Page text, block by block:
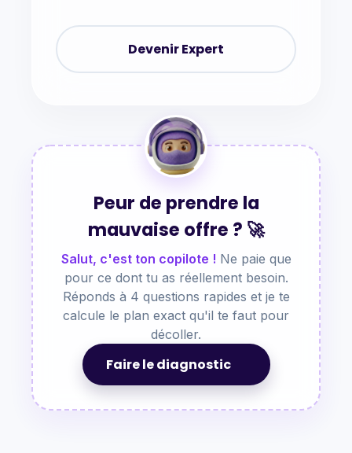
Devenir Expert
Peur de prendre la
mauvaise offre ? 🚀
Salut, c'est ton copilote ! Ne paie que
pour ce dont tu as réellement besoin.
Réponds à 4 questions rapides et je te
calcule le plan exact qu'il te faut pour
décoller.
Faire le diagnostic